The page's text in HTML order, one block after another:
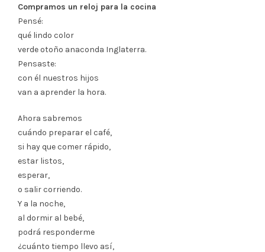
Compramos un reloj para la cocina
Pensé:
qué lindo color
verde otoño anaconda Inglaterra.
Pensaste:
con él nuestros hijos
van a aprender la hora.
Ahora sabremos
cuándo preparar el café,
si hay que comer rápido,
estar listos,
esperar,
o salir corriendo.
Y a la noche,
al dormir al bebé,
podrá responderme
¿cuánto tiempo llevo así,